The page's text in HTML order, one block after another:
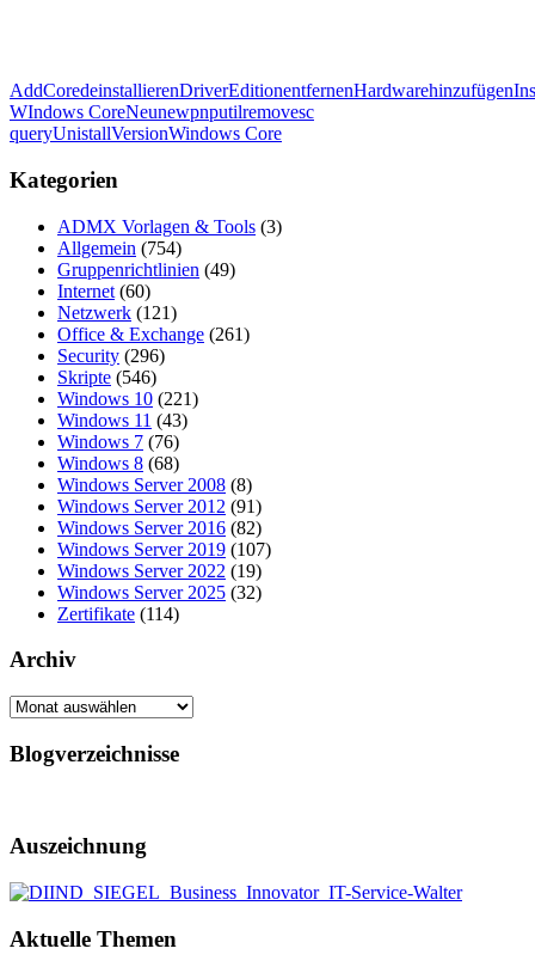
AddCoredeinstallierenDriverEditionentfernenHardwarehinzufügen
WIndows CoreNeunewpnputilremovesc
queryUnistallVersionWindows Core
Kategorien
ADMX Vorlagen & Tools (3)
Allgemein (754)
Gruppenrichtlinien (49)
Internet (60)
Netzwerk (121)
Office & Exchange (261)
Security (296)
Skripte (546)
Windows 10 (221)
Windows 11 (43)
Windows 7 (76)
Windows 8 (68)
Windows Server 2008 (8)
Windows Server 2012 (91)
Windows Server 2016 (82)
Windows Server 2019 (107)
Windows Server 2022 (19)
Windows Server 2025 (32)
Zertifikate (114)
Archiv
Archiv
Blogverzeichnisse
Auszeichnung
Aktuelle Themen